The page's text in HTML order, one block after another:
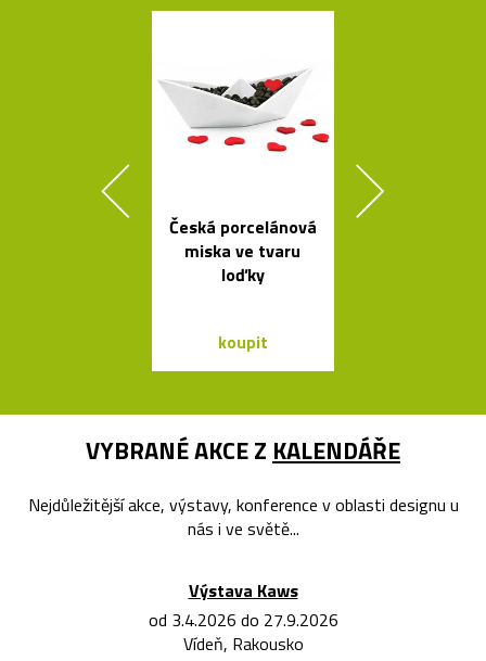
Česká porcelánová
miska ve tvaru
loďky
koupit
VYBRANÉ AKCE Z KALENDÁŘE
Nejdůležitější akce, výstavy, konference v oblasti designu u
nás i ve světě...
Výstava Kaws
od 3.4.2026 do 27.9.2026
Vídeň, Rakousko